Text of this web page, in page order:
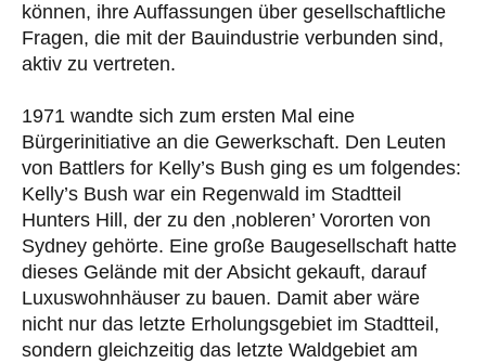
können, ihre Auffassungen über gesellschaftliche
Fragen, die mit der Bauindustrie verbunden sind,
aktiv zu vertreten.
1971 wandte sich zum ersten Mal eine
Bürgerinitiative an die Gewerkschaft. Den Leuten
von Battlers for Kelly’s Bush ging es um folgendes:
Kelly’s Bush war ein Regenwald im Stadtteil
Hunters Hill, der zu den ‚nobleren’ Vororten von
Sydney gehörte. Eine große Baugesellschaft hatte
dieses Gelände mit der Absicht gekauft, darauf
Luxuswohnhäuser zu bauen. Damit aber wäre
nicht nur das letzte Erholungsgebiet im Stadtteil,
sondern gleichzeitig das letzte Waldgebiet am